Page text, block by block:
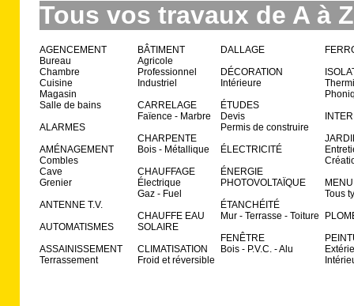
Tous vos travaux de A à Z
AGENCEMENT
Bureau
Chambre
Cuisine
Magasin
Salle de bains
ALARMES
AMÉNAGEMENT
Combles
Cave
Grenier
ANTENNE T.V.
AUTOMATISMES
ASSAINISSEMENT
Terrassement
BÂTIMENT
Agricole
Professionnel
Industriel
CARRELAGE
Faïence - Marbre
CHARPENTE
Bois - Métallique
CHAUFFAGE
Électrique
Gaz - Fuel
CHAUFFE EAU
SOLAIRE
CLIMATISATION
Froid et réversible
DALLAGE
DÉCORATION
Intérieure
ÉTUDES
Devis
Permis de construire
ÉLECTRICITÉ
ÉNERGIE
PHOTOVOLTAÏQUE
ÉTANCHÉITÉ
Mur - Terrasse - Toiture
FENÊTRE
Bois - P.V.C. - Alu
Tous